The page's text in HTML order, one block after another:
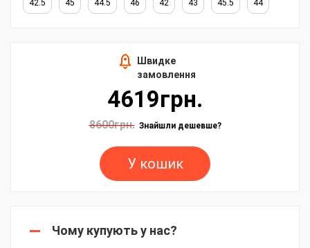
42.5 45 44.5 46 42 43 45.5 44
Швидке
замовлення
4619грн.
8600грн. Знайшли дешевше?
У кошик
Чому купують у нас?